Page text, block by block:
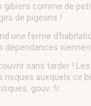
gibiers comme de
de pigeons !
une ferme
dépendances
sans tarder !
risques auxquels ce
gouv. fr.